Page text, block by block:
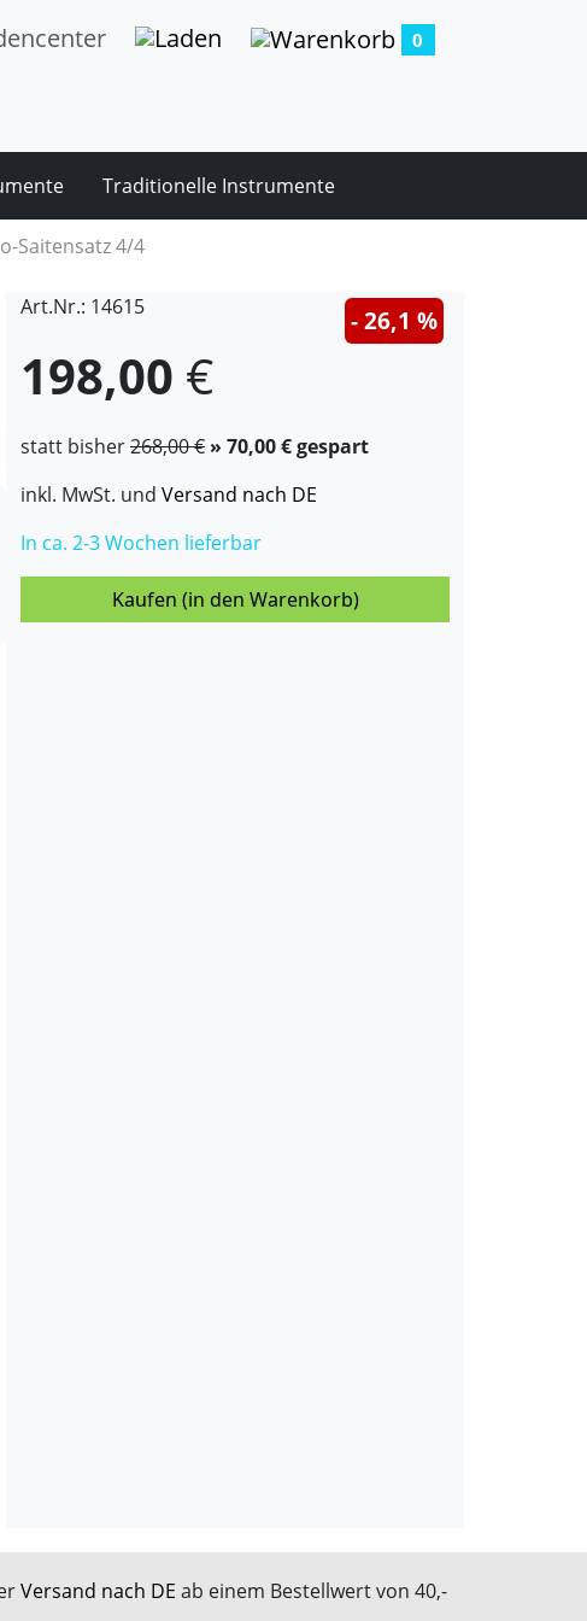
0
Traditionelle Instrumente
Saitensatz 4/4
Art.Nr.: 14615
198,00 €
statt bisher268,00 € » 70,00 € gespart
- 26,1 %
inkl. MwSt. und Versand nach DE
In ca. 2-3 Wochen lieferbar
Kaufen (in den Warenkorb)
Versand nach DE ab einem Bestellwert von 40,-